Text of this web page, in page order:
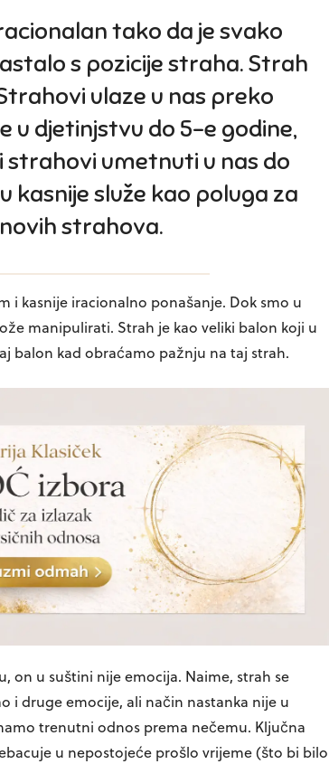
tako da je svako
s pozicije straha. Strah
ulaze u nas preko
u djetinjstvu do 5-e godine,
strahovi umetnuti u nas do
kasnije služe kao poluga za
strahova.
i kasnije iracionalno ponašanje. Dok smo u
manipulirati. Strah je kao veliki balon koji u
balon kad obraćamo pažnju na taj strah.
on u suštini nije emocija. Naime, strah se
i druge emocije, ali način nastanka nije u
trenutni odnos prema nečemu. Ključna
u nepostojeće prošlo vrijeme (što bi bilo